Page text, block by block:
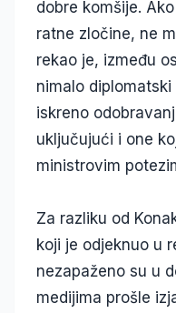
dobre komšije.
ratne zločine, ne
rekao je, između
nimalo
iskreno
uključujući i one
ministrovim
Za razliku od
koji je odjeknuo u
nezapaženo su u
medijima prošle